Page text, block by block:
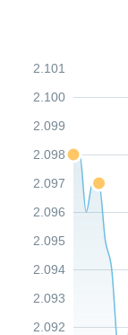
2.092
2.093
2.094
2.095
2.096
2.097
2.098
2.099
2.100
2.101